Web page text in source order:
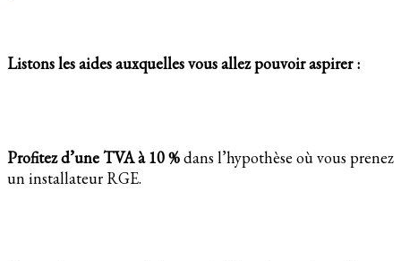
Listons les aides auxquelles vous allez pouvoir aspirer :
Profitez d’une TVA à 10 %dans l’hypothèse où vous prenez
un installateur RGE.